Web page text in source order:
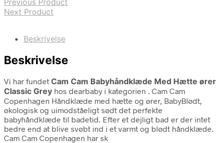
Previous Product
Next Product
Beskrivelse
Beskrivelse
Vi har fundet Cam Cam Babyhåndklæde Med Hætte ører
Classic Grey hos dearbaby i kategorien . Cam Cam
Copenhagen Håndklæde med hætte og ører, BabyBlødt,
økologisk og uimodståeligt sødt det perfekte
babyhåndklæde til badetid. Efter et dejligt bad er der intet
bedre end at blive svøbt ind i et varmt og blødt håndklæde.
Cam Cam Copenhagen har sk